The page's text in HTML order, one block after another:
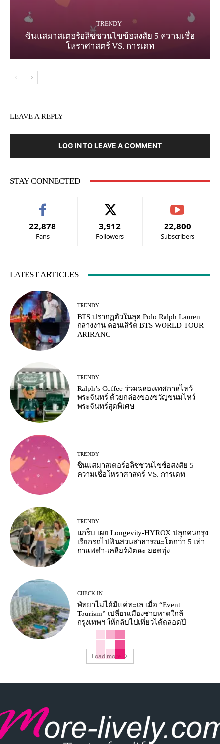
TRENDY
ซินแสมาสเตอร์อลิซชวนไขข้อสงสัย 5 ความเชื่อ
โหราศาสตร์ VS. การเดท
LEAVE A REPLY
LOG IN TO LEAVE A COMMENT
STAY CONNECTED
22,878
Fans
3,912
Followers
22,800
Subscribers
LATEST ARTICLES
TRENDY
BTS ปรากฏตัวในลุค Polo Ralph Lauren
กลางงาน คอนเสิร์ต BTS WORLD TOUR
ARIRANG
TRENDY
Ralph’s Coffee ร่วมฉลองเทศกาลไหว้
พระจันทร์ ด้วยกล่องของขวัญขนมไหว้
พระจันทร์สุดพิเศษ
TRENDY
ซินแสมาสเตอร์อลิซชวนไขข้อสงสัย 5
ความเชื่อโหราศาสตร์ VS. การเดท
TRENDY
แกร็บ เผย Longevity-HYROX ปลุกคนกรุง
เรียกรถไปฟินสวนสาธารณะโตกว่า 5 เท่า
กาแฟดำ-เคลียร์มัตฉะ ยอดพุ่ง
CHECK IN
พัทยาไม่ได้มีแค่ทะเล เมื่อ “Event
Tourism” เปลี่ยนเมืองชายหาดใกล้
กรุงเทพฯ ให้กลับไปเที่ยวได้ตลอดปี
Load more